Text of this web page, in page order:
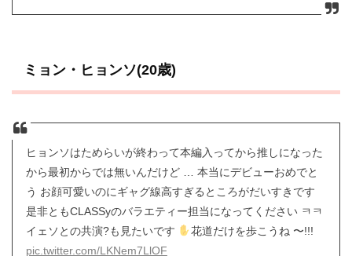
ミョン・ヒョンソ(20歳)
ヒョンソはためらいが終わって本編入ってから推しになった
から最初からでは無いんだけど … 本当にデビューおめでと
う お顔可愛いのにギャグ線高すぎるところがだいすきです
是非ともCLASSyのバラエティー担当になってください ㅋㅋ
イェソとの共演?も見たいです
花道だけを歩こうね 〜!!!
pic.twitter.com/LKNem7LlOF